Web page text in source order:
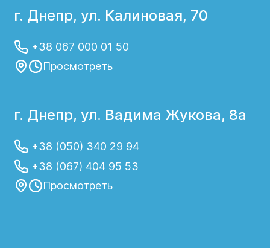
г. Днепр, ул. Калиновая, 70
+38 067 000 01 50
Просмотреть
г. Днепр, ул. Вадима Жукова, 8а
+38 (050) 340 29 94
+38 (067) 404 95 53
Просмотреть